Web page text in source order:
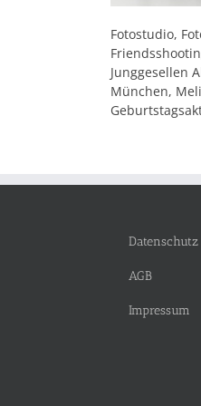
Fotostudio,
Junggesellen
München,
Datenschutz
AGB
Impressum